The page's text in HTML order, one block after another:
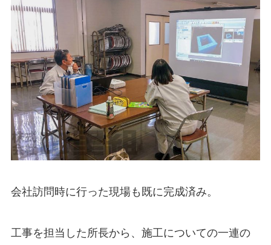
会社訪問時に行った現場も既に完成済み。
工事を担当した所長から、施工についての一連の